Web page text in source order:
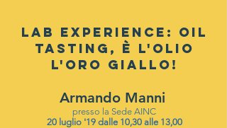
LAB EXPERIENCE: OIL
TASTING, È L'OLIO
L'ORO GIALLO!
Armando Manni
presso la Sede AINC
20 luglio '19 dalle 10,30 alle 13,00